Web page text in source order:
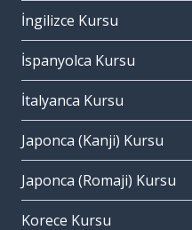
İngilizce Kursu
İspanyolca Kursu
İtalyanca Kursu
Japonca (Kanji) Kursu
Japonca (Romaji) Kursu
Korece Kursu